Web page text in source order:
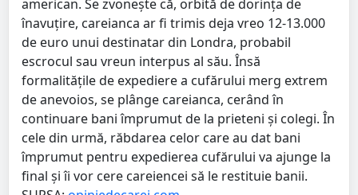
american. Se zvonește că, orbită de dorința de
înavuțire, careianca ar fi trimis deja vreo 12-13.000
de euro unui destinatar din Londra, probabil
escrocul sau vreun interpus al său. Însă
formalitățile de expediere a cufărului merg extrem
de anevoios, se plânge careianca, cerând în
continuare bani împrumut de la prieteni și colegi. În
cele din urmă, răbdarea celor care au dat bani
împrumut pentru expedierea cufărului va ajunge la
final și îi vor cere careiencei să le restituie banii.